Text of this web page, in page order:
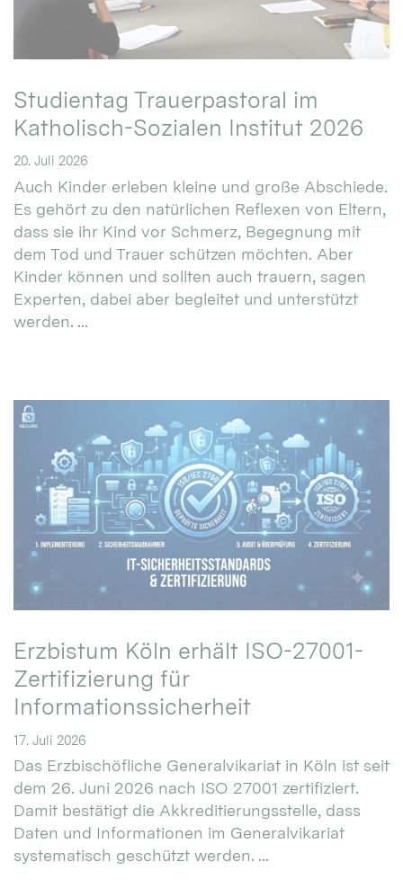
Studientag Trauerpastoral im
Katholisch-Sozialen Institut 2026
20. Juli 2026
Auch Kinder erleben kleine und große Abschiede.
Es gehört zu den natürlichen Reflexen von Eltern,
dass sie ihr Kind vor Schmerz, Begegnung mit
dem Tod und Trauer schützen möchten. Aber
Kinder können und sollten auch trauern, sagen
Experten, dabei aber begleitet und unterstützt
werden. ...
Erzbistum Köln erhält ISO-27001-
Zertifizierung für
Informationssicherheit
17. Juli 2026
Das Erzbischöfliche Generalvikariat in Köln ist seit
dem 26. Juni 2026 nach ISO 27001 zertifiziert.
Damit bestätigt die Akkreditierungsstelle, dass
Daten und Informationen im Generalvikariat
systematisch geschützt werden. ...